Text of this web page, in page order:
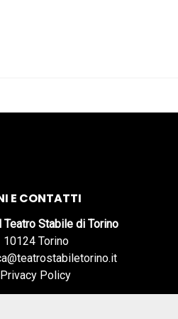
E CONTATTI
Teatro Stabile di Torino
Torino
Privacy Policy